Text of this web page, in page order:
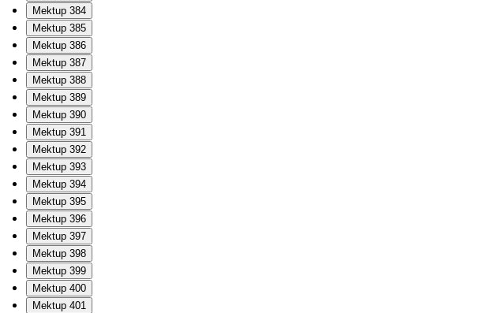
Mektup 384
Mektup 385
Mektup 386
Mektup 387
Mektup 388
Mektup 389
Mektup 390
Mektup 391
Mektup 392
Mektup 393
Mektup 394
Mektup 395
Mektup 396
Mektup 397
Mektup 398
Mektup 399
Mektup 400
Mektup 401